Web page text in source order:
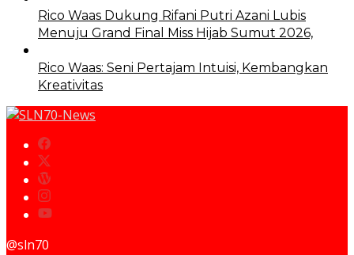
Rico Waas Dukung Rifani Putri Azani Lubis
Menuju Grand Final Miss Hijab Sumut 2026,
Rico Waas: Seni Pertajam Intuisi, Kembangkan
Kreativitas
@sln70